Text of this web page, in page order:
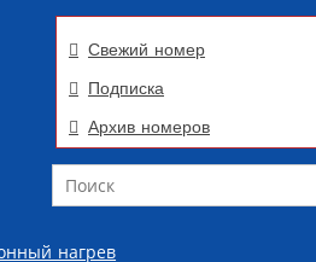
Свежий номер
Подписка
Архив номеров
Поиск
нагрев